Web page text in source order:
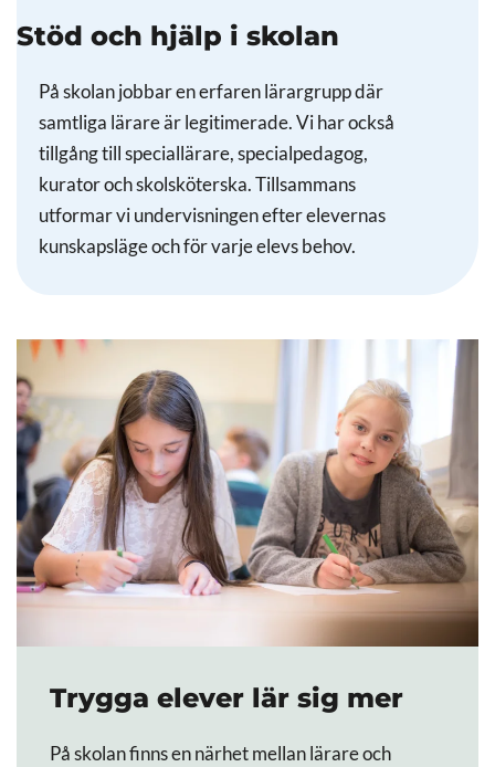
Stöd och hjälp i skolan
På skolan jobbar en erfaren lärargrupp där
samtliga lärare är legitimerade. Vi har också
tillgång till speciallärare, specialpedagog,
kurator och skolsköterska. Tillsammans
utformar vi undervisningen efter elevernas
kunskapsläge och för varje elevs behov.
Trygga elever lär sig mer
På skolan finns en närhet mellan lärare och